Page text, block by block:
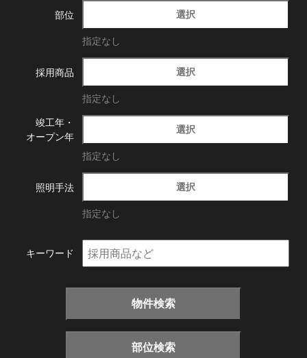
部位 選択
指定なし
採用商品 選択
指定なし
竣工年・
オープン年
選択
指定なし
照明手法 選択
指定なし
キーワード
物件検索
部位検索